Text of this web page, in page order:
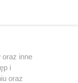
oraz inne
i
oraz